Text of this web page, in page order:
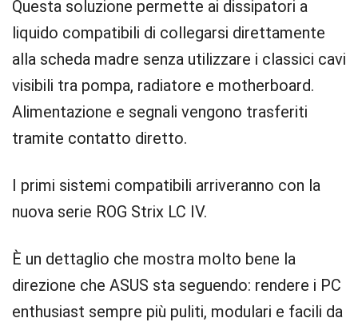
Questa soluzione permette ai dissipatori a
liquido compatibili di collegarsi direttamente
alla scheda madre senza utilizzare i classici cavi
visibili tra pompa, radiatore e motherboard.
Alimentazione e segnali vengono trasferiti
tramite contatto diretto.
I primi sistemi compatibili arriveranno con la
nuova serie ROG Strix LC IV.
È un dettaglio che mostra molto bene la
direzione che ASUS sta seguendo: rendere i PC
enthusiast sempre più puliti, modulari e facili da